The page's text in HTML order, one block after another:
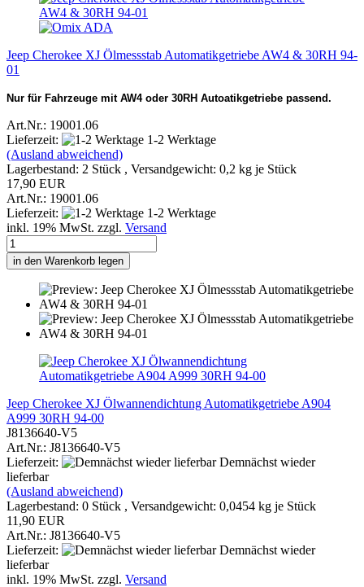
Jeep Cherokee XJ Ölmessstab Automatikgetriebe AW4 & 30RH 94-
01
Nur für Fahrzeuge mit AW4 oder 30RH Autoatikgetriebe passend.
Art.Nr.: 19001.06
Lieferzeit:
1-2 Werktage
(Ausland abweichend)
Lagerbestand: 2 Stück , Versandgewicht: 0,2 kg je Stück
17,90 EUR
Art.Nr.: 19001.06
Lieferzeit:
1-2 Werktage
inkl. 19% MwSt. zzgl. Versand
in den Warenkorb legen
Jeep Cherokee XJ Ölwannendichtung Automatikgetriebe A904
A999 30RH 94-00
J8136640-V5
Art.Nr.: J8136640-V5
Lieferzeit:
Demnächst wieder
lieferbar
(Ausland abweichend)
Lagerbestand: 0 Stück , Versandgewicht: 0,0454 kg je Stück
11,90 EUR
Art.Nr.: J8136640-V5
Lieferzeit:
Demnächst wieder
lieferbar
inkl. 19% MwSt. zzgl. Versand